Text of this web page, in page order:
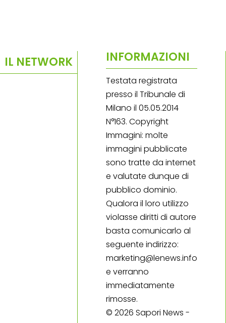
IL NETWORK INFORMAZIONI
Testata registrata
presso il Tribunale di
Milano il 05.05.2014
N°163. Copyright
Immagini: molte
immagini pubblicate
sono tratte da internet
e valutate dunque di
pubblico dominio.
Qualora il loro utilizzo
violasse diritti di autore
basta comunicarlo al
seguente indirizzo:
marketing@lenews.info
e verranno
immediatamente
rimosse.
© 2026 Sapori News -